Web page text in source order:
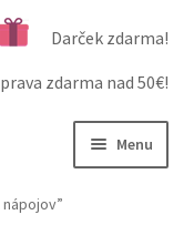
Darček zdarma!
zdarma nad 50€!
Menu